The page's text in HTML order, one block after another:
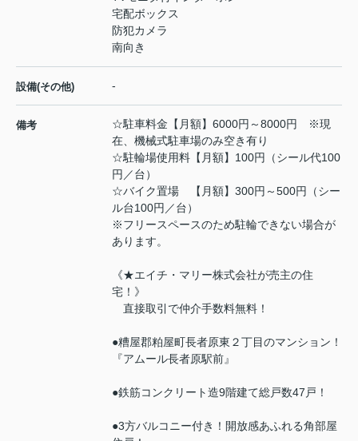
宅配ボックス
防犯カメラ
南向き
設備(その他) -
備考
☆駐車料金【月額】6000円～8000円 ※現
在、機械式駐車場のみ空き有り
☆駐輪場使用料【月額】100円（シール代100
円／台）
☆バイク置場 【月額】300円～500円（シー
ル台100円／台）
※フリースペースのため駐輪できない場合が
あります。
《★エイチ・マリー株式会社が売主の住
宅！》
直接取引で仲介手数料無料！
●糟屋郡粕屋町長者原東２丁目のマンション！
『アムール長者原駅前』
●鉄筋コンクリート造9階建て総戸数47戸！
●3方バルコニー付き！開放感あふれる角部屋